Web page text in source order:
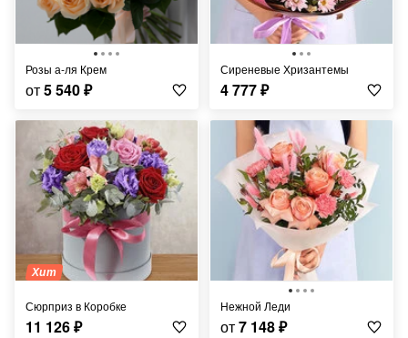
Розы а-ля Крем
от5 540₽
Сиреневые Хризантемы
4 777₽
Хит
Сюрприз в Коробке
11 126₽
Нежной Леди
от7 148₽